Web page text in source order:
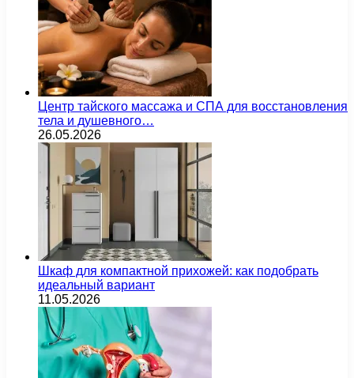
Центр тайского массажа и СПА для восстановления
тела и душевного…
26.05.2026
Шкаф для компактной прихожей: как подобрать
идеальный вариант
11.05.2026